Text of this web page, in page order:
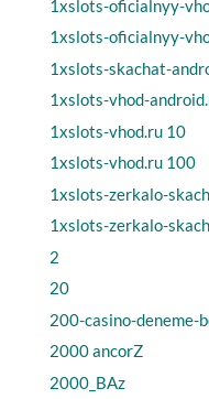
1xslots-oficialnyy-
1xslots-oficialnyy-
1xslots-skachat-
1xslots-vhod-
1xslots-vhod.ru 10
1xslots-vhod.ru 100
1xslots-zerkalo-
1xslots-zerkalo-
2
20
200-casino-deneme-
2000 ancorZ
2000_BAz